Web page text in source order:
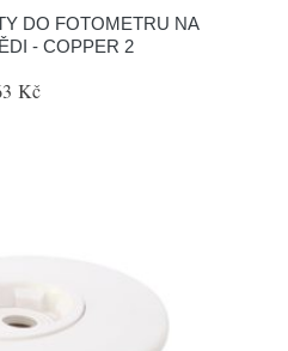
DO FOTOMETRU NA
- COPPER 2
Kč